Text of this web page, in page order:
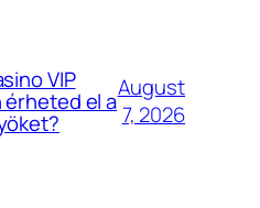
VIP
el aAugust
7, 2026